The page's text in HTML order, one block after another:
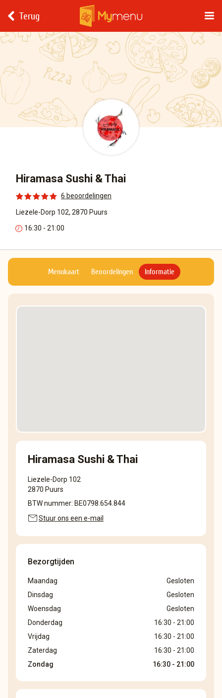
Terug
Hiramasa Sushi & Thai
6 beoordelingen
Liezele-Dorp 102, 2870 Puurs
16:30 - 21:00
Menukaart Beoordelingen Informatie
Hiramasa Sushi & Thai
Liezele-Dorp 102
2870 Puurs
BTW nummer: BE0798.654.844
mailStuur ons een e-mail
Bezorgtijden
Maandag
Gesloten
Dinsdag
Gesloten
Woensdag
Gesloten
Donderdag
16:30 - 21:00
Vrijdag
16:30 - 21:00
Zaterdag
16:30 - 21:00
Zondag
16:30 - 21:00